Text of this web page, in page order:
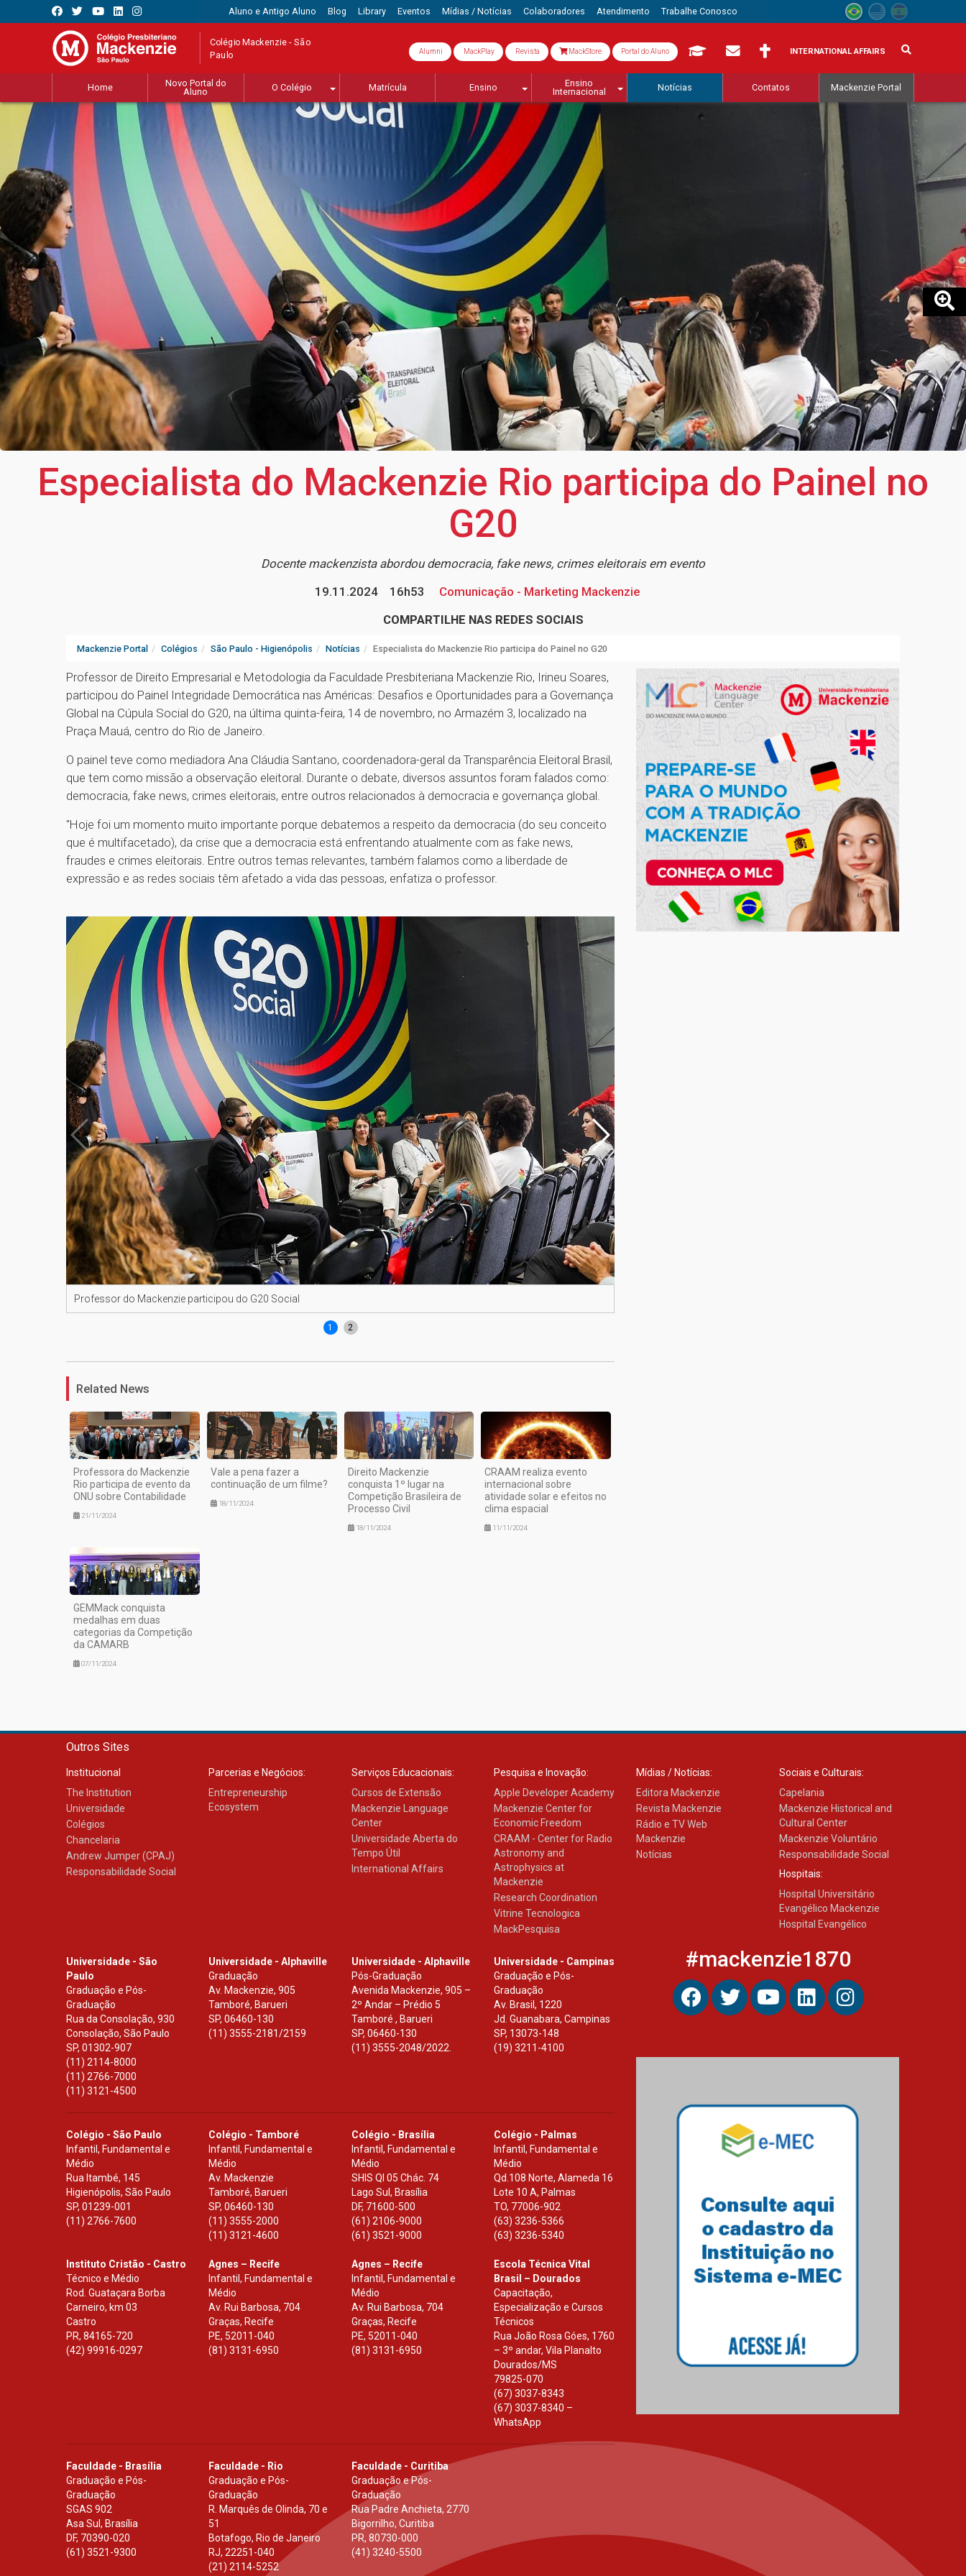
Aluno e Antigo Aluno Blog Library Eventos Mídias / Notícias Colaboradores Atendimento Trabalhe Conosco
Colégio Mackenzie - São
Paulo Alumni MackPlay Revista MackStore Portal do Aluno INTERNATIONAL AFFAIRS
Home
Novo Portal do
Aluno
O Colégio Matrícula Ensino
Ensino
Internacional
Notícias Contatos Mackenzie Portal
Especialista do Mackenzie Rio participa do Painel no
G20
Docente mackenzista abordou democracia, fake news, crimes eleitorais em evento
19.11.2024
16h53
Comunicação - Marketing Mackenzie
COMPARTILHE NAS REDES SOCIAIS
Mackenzie Portal Colégios São Paulo - Higienópolis Notícias Especialista do Mackenzie Rio participa do Painel no G20
Professor de Direito Empresarial e Metodologia da Faculdade Presbiteriana Mackenzie Rio, Irineu Soares,
participou do Painel Integridade Democrática nas Américas: Desafios e Oportunidades para a Governança
Global na Cúpula Social do G20, na última quinta-feira, 14 de novembro, no Armazém 3, localizado na
Praça Mauá, centro do Rio de Janeiro.
O painel teve como mediadora Ana Cláudia Santano, coordenadora-geral da Transparência Eleitoral Brasil,
que tem como missão a observação eleitoral. Durante o debate, diversos assuntos foram falados como:
democracia, fake news, crimes eleitorais, entre outros relacionados à democracia e governança global.
"Hoje foi um momento muito importante porque debatemos a respeito da democracia (do seu conceito
que é multifacetado), da crise que a democracia está enfrentando atualmente com as fake news,
fraudes e crimes eleitorais. Entre outros temas relevantes, também falamos como a liberdade de
expressão e as redes sociais têm afetado a vida das pessoas, enfatiza o professor.
Professor do Mackenzie participou do G20 Social
1 2
Related News
Professora do Mackenzie
Rio participa de evento da
ONU sobre Contabilidade
21/11/2024
Vale a pena fazer a
continuação de um filme?
18/11/2024
Direito Mackenzie
conquista 1º lugar na
Competição Brasileira de
Processo Civil
18/11/2024
CRAAM realiza evento
internacional sobre
atividade solar e efeitos no
clima espacial
11/11/2024
GEMMack conquista
medalhas em duas
categorias da Competição
da CAMARB
07/11/2024
Outros Sites
Institucional
The Institution
Universidade
Colégios
Chancelaria
Andrew Jumper (CPAJ)
Responsabilidade Social
Parcerias e Negócios:
Entrepreneurship
Ecosystem
Serviços Educacionais:
Cursos de Extensão
Mackenzie Language
Center
Universidade Aberta do
Tempo Útil
International Affairs
Pesquisa e Inovação:
Apple Developer Academy
Mackenzie Center for
Economic Freedom
CRAAM - Center for Radio
Astronomy and
Astrophysics at
Mackenzie
Research Coordination
Vitrine Tecnologica
MackPesquisa
Mídias / Notícias:
Editora Mackenzie
Revista Mackenzie
Rádio e TV Web
Mackenzie
Notícias
Sociais e Culturais:
Capelania
Mackenzie Historical and
Cultural Center
Mackenzie Voluntário
Responsabilidade Social
Hospitais:
Hospital Universitário
Evangélico Mackenzie
Hospital Evangélico
Universidade - São
Paulo
Graduação e Pós-
Graduação
Rua da Consolação, 930
Consolação, São Paulo
SP, 01302-907
(11) 2114-8000
(11) 2766-7000
(11) 3121-4500
Universidade - Alphaville
Graduação
Av. Mackenzie, 905
Tamboré, Barueri
SP,06460-130
(11) 3555-2181/2159
Universidade - Alphaville
Pós-Graduação
Avenida Mackenzie, 905 –
2º Andar – Prédio 5
Tamboré , Barueri
SP, 06460-130
(11) 3555-2048/2022.
Universidade - Campinas
Graduação e Pós-
Graduação
Av. Brasil, 1220
Jd. Guanabara, Campinas
SP, 13073-148
(19) 3211-4100
Colégio - São Paulo
Infantil, Fundamental e
Médio
Rua Itambé, 145
Higienópolis, São Paulo
SP, 01239-001
(11) 2766-7600
Colégio - Tamboré
Infantil, Fundamental e
Médio
Av. Mackenzie
Tamboré, Barueri
SP,06460-130
(11) 3555-2000
(11) 3121-4600
Colégio - Brasília
Infantil, Fundamental e
Médio
SHIS Ql 05 Chác. 74
Lago Sul, Brasília
DF, 71600-500
(61) 2106-9000
(61) 3521-9000
Colégio - Palmas
Infantil, Fundamental e
Médio
Qd.108 Norte, Alameda 16
Lote 10 A, Palmas
TO, 77006-902
(63) 3236-5366
(63) 3236-5340
Instituto Cristão - Castro
Técnico e Médio
Rod. Guataçara Borba
Carneiro, km 03
Castro
PR, 84165-720
(42) 99916-0297
Agnes – Recife
Infantil, Fundamental e
Médio
Av. Rui Barbosa, 704
Graças, Recife
PE, 52011-040
(81) 3131-6950
Agnes – Recife
Infantil, Fundamental e
Médio
Av. Rui Barbosa, 704
Graças, Recife
PE, 52011-040
(81) 3131-6950
Escola Técnica Vital
Brasil – Dourados
Capacitação,
Especialização e Cursos
Técnicos
Rua João Rosa Góes, 1760
– 3º andar, Vila Planalto
Dourados/MS
79825-070
(67) 3037-8343
(67) 3037-8340 –
WhatsApp
Faculdade - Brasília
Graduação e Pós-
Graduação
SGAS 902
Asa Sul, Brasília
DF, 70390-020
(61) 3521-9300
Faculdade - Rio
Graduação e Pós-
Graduação
R. Marquês de Olinda, 70 e
51
Botafogo, Rio de Janeiro
RJ,22251-040
(21) 2114-5252
Faculdade - Curitiba
Graduação e Pós-
Graduação
Rua Padre Anchieta, 2770
Bigorrilho, Curitiba
PR, 80730-000
(41) 3240-5500
#mackenzie1870